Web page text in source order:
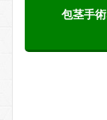
包茎手